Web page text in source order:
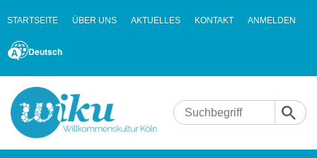
STARTSEITE ÜBER UNS AKTUELLES KONTAKT ANMELDEN
Deutsch